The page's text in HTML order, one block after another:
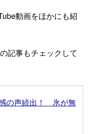
動画をほかにも紹
記事もチェックして
の声続出！ 氷が無